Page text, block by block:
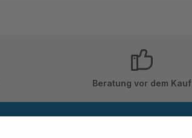
Beratung vor dem Kauf